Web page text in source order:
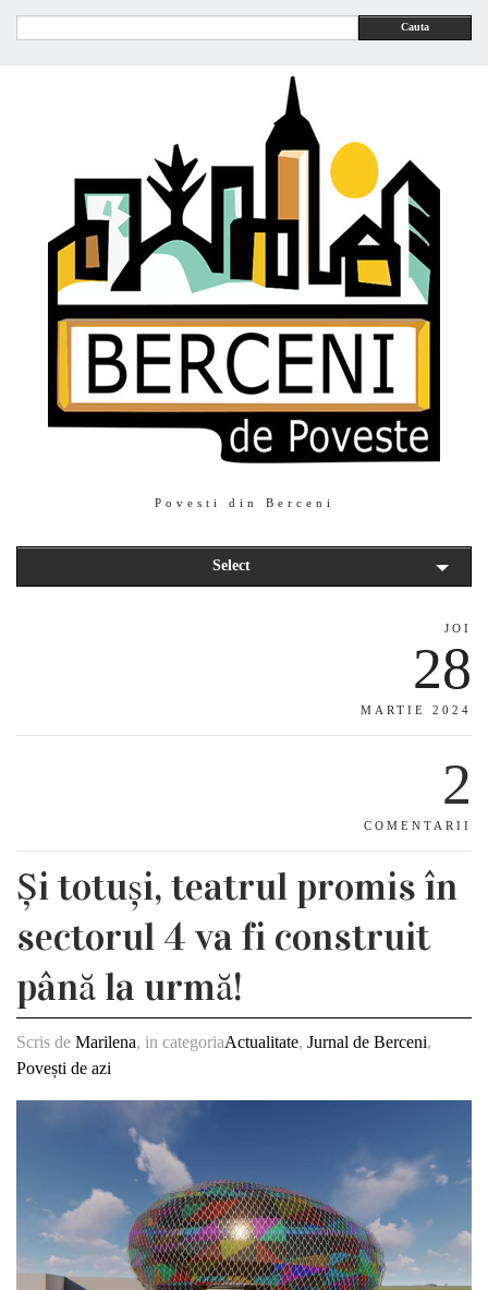
Cauta
Povesti din Berceni
Select
JOI
28
MARTIE 2024
2
COMENTARII
Și totuși, teatrul promis în
sectorul 4 va fi construit
până la urmă!
Scris de Marilena, in categoriaActualitate, Jurnal de Berceni,
Povești de azi